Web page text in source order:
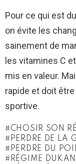
Pour ce qui est
on évite les
sainement de
les vitamines C
mis en valeur.
rapide et doit
sportive.
CHOSIR SON
PERDRE DE LA
PERDRE DU
RÉGIME DUKAN